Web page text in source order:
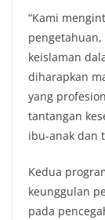
“Kami
keislaman
diharapkan
yang
tantangan
ibu-anak dan
Kedua
keunggulan
pada